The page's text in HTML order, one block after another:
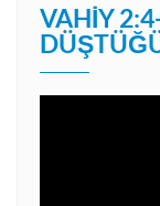
VAHIY